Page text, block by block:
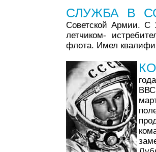
СЛУЖБА В
Советской Армии. С
летчиком-
флота. Имел